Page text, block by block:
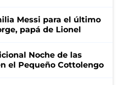
Messi para el último
papá de Lionel
Noche de las
el Pequeño Cottolengo